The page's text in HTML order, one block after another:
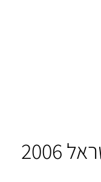
רשימת הזוכים במר ישראל 2006